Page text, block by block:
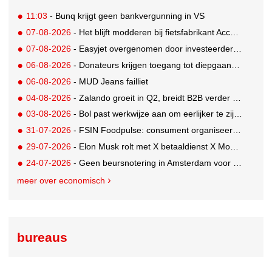
11:03 - Bunq krijgt geen bankvergunning in VS
07-08-2026 - Het blijft modderen bij fietsfabrikant Accell. Krijgt uitstel van betaling
07-08-2026 - Easyjet overgenomen door investeerder Apollo
06-08-2026 - Donateurs krijgen toegang tot diepgaandere informatie over goede doelen
06-08-2026 - MUD Jeans failliet
04-08-2026 - Zalando groeit in Q2, breidt B2B verder uit en innoveert met AI
03-08-2026 - Bol past werkwijze aan om eerlijker te zijn naar verkopers en consumenten
31-07-2026 - FSIN Foodpulse: consument organiseert eet- en koopgedrag bewuster
29-07-2026 - Elon Musk rolt met X betaaldienst X Money uit in VS: zorgen in Washington
24-07-2026 - Geen beursnotering in Amsterdam voor nieuw concern voedingsmerken Unilever
meer over economisch
bureaus